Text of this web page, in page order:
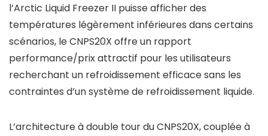
l’Arctic Liquid Freezer II puisse afficher des
températures légèrement inférieures dans certains
scénarios, le CNPS20X offre un rapport
performance/prix attractif pour les utilisateurs
recherchant un refroidissement efficace sans les
contraintes d’un système de refroidissement liquide.
L’architecture à double tour du CNPS20X, couplée à